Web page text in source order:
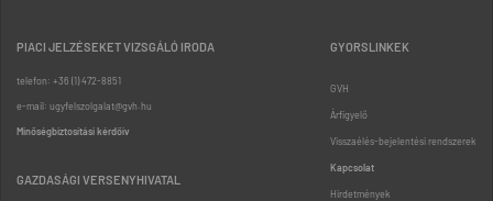
PIACI JELZÉSEKET VIZSGÁLÓ IRODA
telefon: +36 (1) 472-8851
e-mail: ugyfelszolgalat@gvh.hu
Minőségbiztosítási kérdőív
GAZDASÁGI VERSENYHIVATAL
GYORSLINKEK
GVH
Árfigyelő
Visszaélés-bejelentési rendszerek
Kapcsolat
Hirdetmények